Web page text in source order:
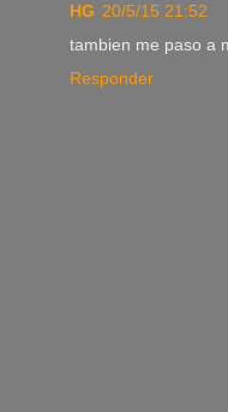
HG 20/5/15 21:52
tambien me paso a
Responder